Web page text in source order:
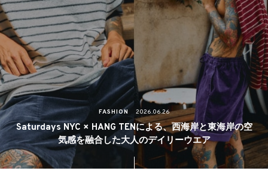
FASHION 2026.06.26
Saturdays NYC × HANG TENによる、西海岸と東海岸の空
気感を融合した大人のデイリーウエア